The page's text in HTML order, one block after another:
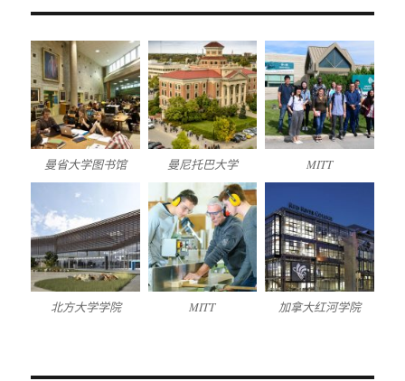
曼省大学图书馆 曼尼托巴大学 MITT
北方大学学院 MITT 加拿大红河学院